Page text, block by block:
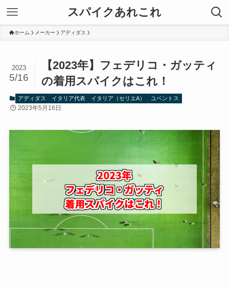
スパイクあれこれ
ホーム メーカー アディダス
【2023年】フェデリコ・ガッティ
の着用スパイクはこれ！
2023
5/16
アディダス イタリア代表 イタリア（セリエA） ユベントス
2023年5月16日